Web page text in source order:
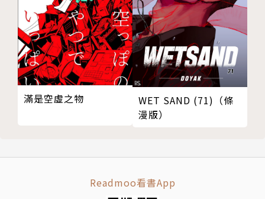
滿是空虛之物
WET SAND (71)（條
漫版）
Readmoo看書App